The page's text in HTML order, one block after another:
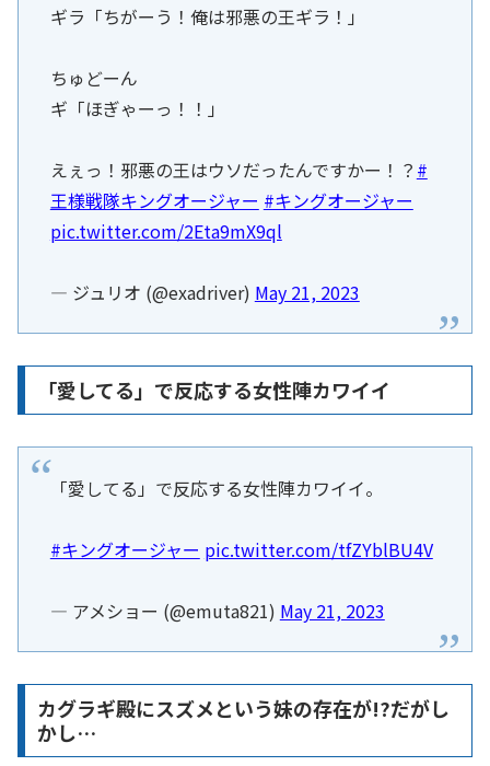
ギラ「ちがーう！俺は邪悪の王ギラ！」
ちゅどーん
ギ「ほぎゃーっ！！」
えぇっ！邪悪の王はウソだったんですかー！？ #
王様戦隊キングオージャー #キングオージャー
pic.twitter.com/2Eta9mX9ql
— ジュリオ (@exadriver) May 21, 2023
「愛してる」で反応する女性陣カワイイ
「愛してる」で反応する女性陣カワイイ。
#キングオージャー pic.twitter.com/tfZYblBU4V
— アメショー (@emuta821) May 21, 2023
カグラギ殿にスズメという妹の存在が!?だがし
かし…